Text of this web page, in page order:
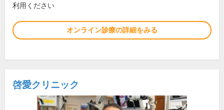
利用ください
オンライン診療の詳細をみる
啓愛クリニック